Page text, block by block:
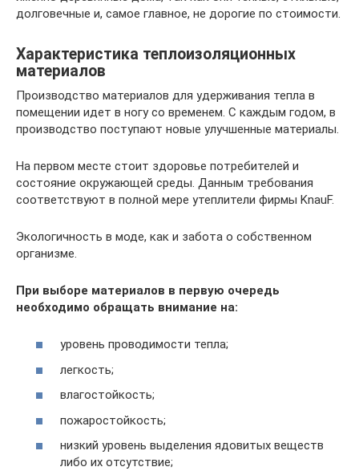
долговечные и, самое главное, не дорогие по стоимости.
Характеристика теплоизоляционных
материалов
Производство материалов для удерживания тепла в
помещении идет в ногу со временем. С каждым годом, в
производство поступают новые улучшенные материалы.
На первом месте стоит здоровье потребителей и
состояние окружающей среды. Данным требования
соответствуют в полной мере утеплители фирмы KnauF.
Экологичность в моде, как и забота о собственном
организме.
При выборе материалов в первую очередь
необходимо обращать внимание на:
уровень проводимости тепла;
легкость;
влагостойкость;
пожаростойкость;
низкий уровень выделения ядовитых веществ
либо их отсутствие;